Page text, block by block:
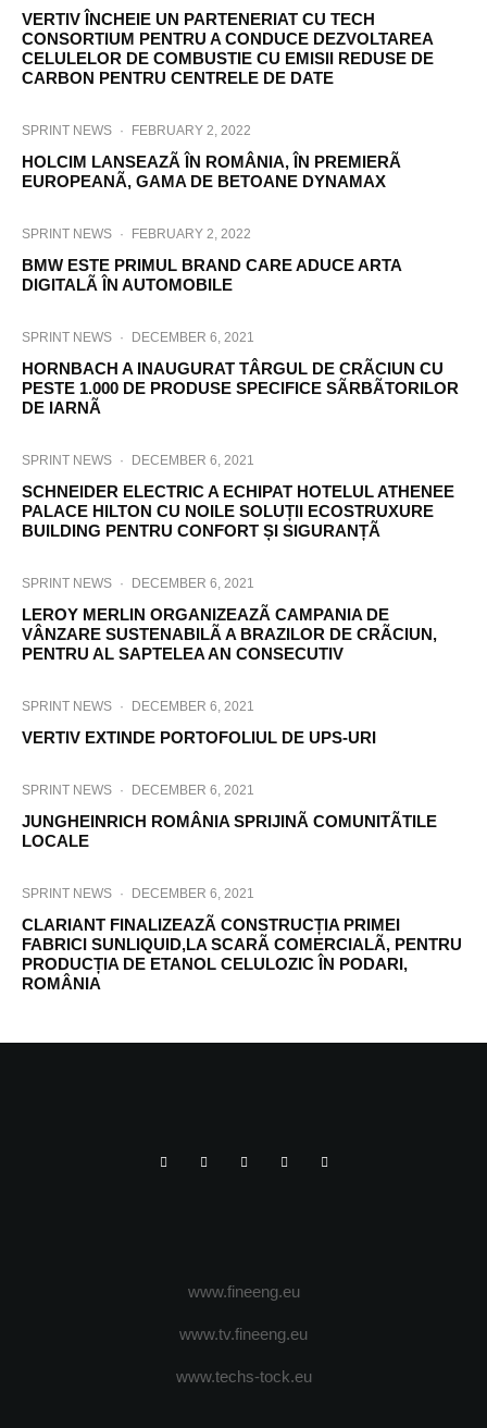
VERTIV ÎNCHEIE UN PARTENERIAT CU TECH
CONSORTIUM PENTRU A CONDUCE DEZVOLTAREA
CELULELOR DE COMBUSTIE CU EMISII REDUSE DE
CARBON PENTRU CENTRELE DE DATE
SPRINT NEWS · FEBRUARY 2, 2022
HOLCIM LANSEAZÃ ÎN ROMÂNIA, ÎN PREMIERÃ
EUROPEANÃ, GAMA DE BETOANE DYNAMAX
SPRINT NEWS · FEBRUARY 2, 2022
BMW ESTE PRIMUL BRAND CARE ADUCE ARTA
DIGITALÃ ÎN AUTOMOBILE
SPRINT NEWS · DECEMBER 6, 2021
HORNBACH A INAUGURAT TÂRGUL DE CRÃCIUN CU
PESTE 1.000 DE PRODUSE SPECIFICE SÃRBÃTORILOR
DE IARNÃ
SPRINT NEWS · DECEMBER 6, 2021
SCHNEIDER ELECTRIC A ECHIPAT HOTELUL ATHENEE
PALACE HILTON CU NOILE SOLUȚII ECOSTRUXURE
BUILDING PENTRU CONFORT ȘI SIGURANȚÃ
SPRINT NEWS · DECEMBER 6, 2021
LEROY MERLIN ORGANIZEAZÃ CAMPANIA DE
VÂNZARE SUSTENABILÃ A BRAZILOR DE CRÃCIUN,
PENTRU AL SAPTELEA AN CONSECUTIV
SPRINT NEWS · DECEMBER 6, 2021
VERTIV EXTINDE PORTOFOLIUL DE UPS-URI
SPRINT NEWS · DECEMBER 6, 2021
JUNGHEINRICH ROMÂNIA SPRIJINÃ COMUNITÃTILE
LOCALE
SPRINT NEWS · DECEMBER 6, 2021
CLARIANT FINALIZEAZÃ CONSTRUCȚIA PRIMEI
FABRICI SUNLIQUID,LA SCARÃ COMERCIALÃ, PENTRU
PRODUCȚIA DE ETANOL CELULOZIC ÎN PODARI,
ROMÂNIA
www.fineeng.eu
www.tv.fineeng.eu
www.techs-tock.eu